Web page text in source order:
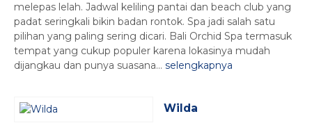
melepas lelah. Jadwal keliling pantai dan beach club yang
padat seringkali bikin badan rontok. Spa jadi salah satu
pilihan yang paling sering dicari. Bali Orchid Spa termasuk
tempat yang cukup populer karena lokasinya mudah
dijangkau dan punya suasana... selengkapnya
Wilda